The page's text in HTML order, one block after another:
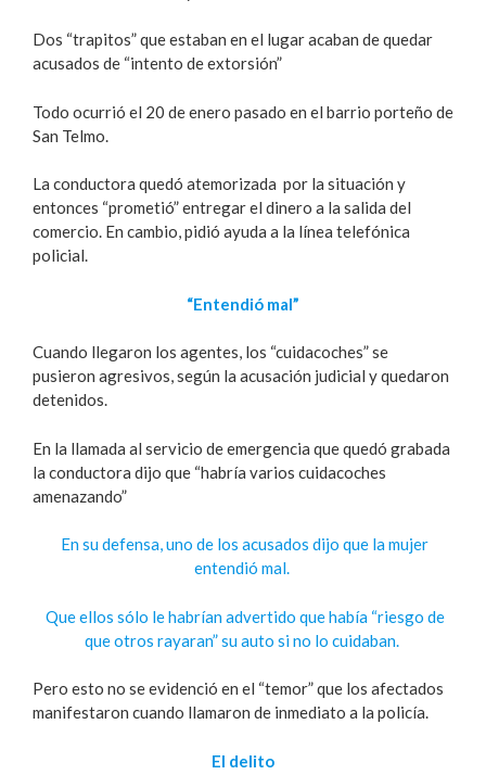
Dos “trapitos” que estaban en el lugar acaban de quedar
acusados de “intento de extorsión”
Todo ocurrió el 20 de enero pasado en el barrio porteño de
San Telmo.
La conductora quedó atemorizada por la situación y
entonces “prometió” entregar el dinero a la salida del
comercio. En cambio, pidió ayuda a la línea telefónica
policial.
“Entendió mal”
Cuando llegaron los agentes, los “cuidacoches” se
pusieron agresivos, según la acusación judicial y quedaron
detenidos.
En la llamada al servicio de emergencia que quedó grabada
la conductora dijo que “habría varios cuidacoches
amenazando”
En su defensa, uno de los acusados dijo que la mujer
entendió mal.
Que ellos sólo le habrían advertido que había “riesgo de
que otros rayaran” su auto si no lo cuidaban.
Pero esto no se evidenció en el “temor” que los afectados
manifestaron cuando llamaron de inmediato a la policía.
El delito